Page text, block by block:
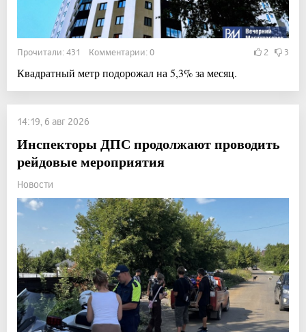
Прочитали: 431 Комментарии: 0 2 3
Квадратный метр подорожал на 5,3% за месяц.
14:19, 6 авг 2026
Инспекторы ДПС продолжают проводить
рейдовые мероприятия
Новости